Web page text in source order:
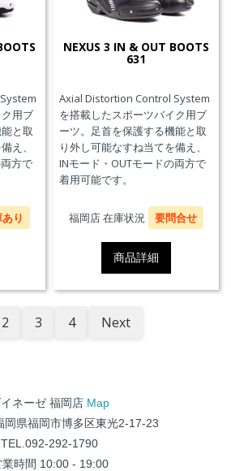
用ブ
と取
え、
方で
り
NEXUS 3 IN & OUT BOOTS
631
Axial Distortion Control System
を搭載したスポーツバイク用ブ
ーツ。足首を保護する機能と取
り外し可能なすね当てを備え、
INモード・OUTモードの両方で
着用可能です。
福岡店 在庫状況 要問合せ
商品詳細
2 3 4 Next
イネーゼ 福岡店 Map
岡県福岡市博多区東光2-17-23
TEL.092-292-1790
業時間 10:00 - 19:00